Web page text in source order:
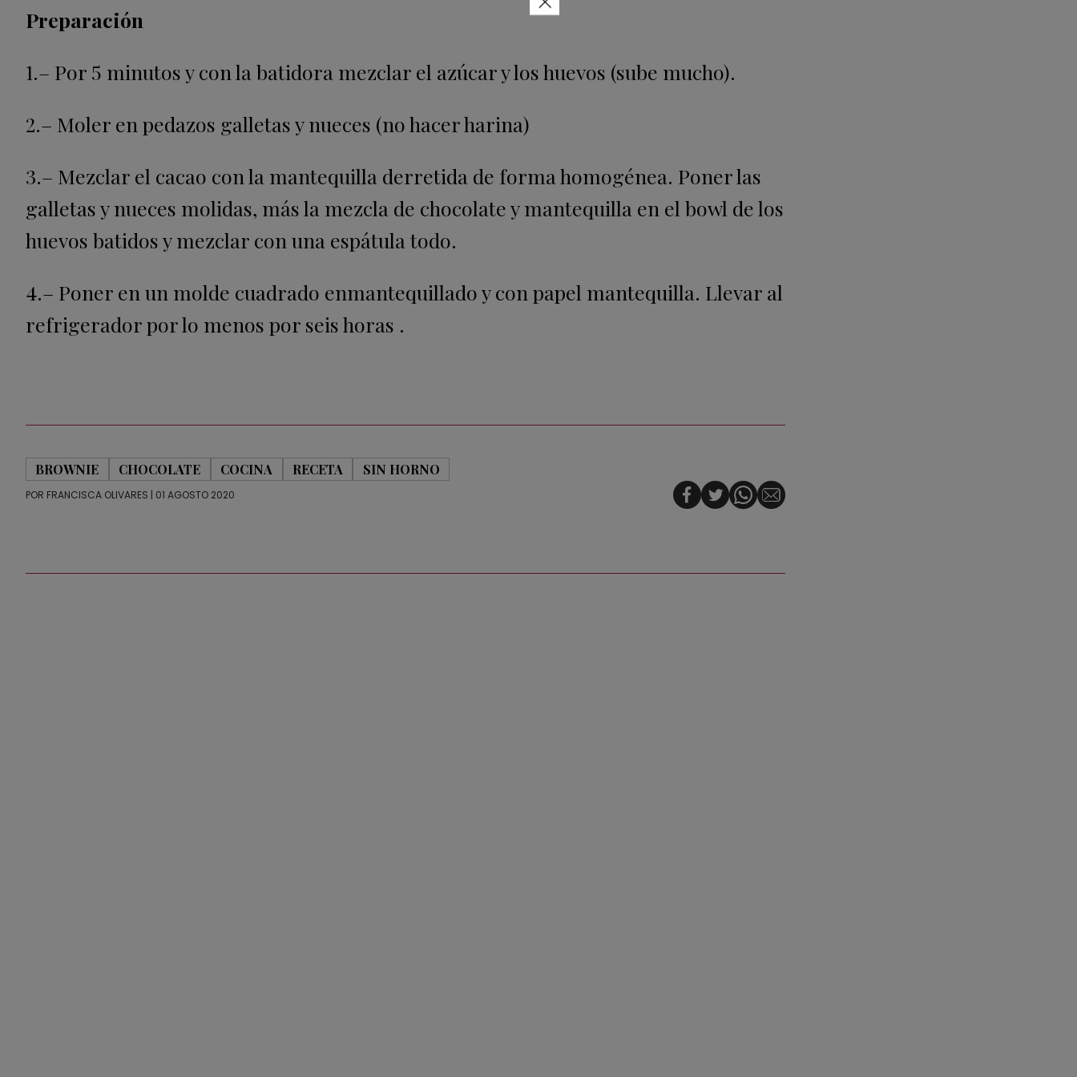
Preparación
1.– Por 5 minutos y con la batidora mezclar el azúcar y los huevos (sube mucho).
2.– Moler en pedazos galletas y nueces (no hacer harina)
3.– Mezclar el cacao con la mantequilla derretida de forma homogénea. Poner las
galletas y nueces molidas, más la mezcla de chocolate y mantequilla en el bowl de los
huevos batidos y mezclar con una espátula todo.
4.– Poner en un molde cuadrado enmantequillado y con papel mantequilla. Llevar al
refrigerador por lo menos por seis horas .
BROWNIE CHOCOLATE COCINA RECETA SIN HORNO
POR FRANCISCA OLIVARES | 01 AGOSTO 2020